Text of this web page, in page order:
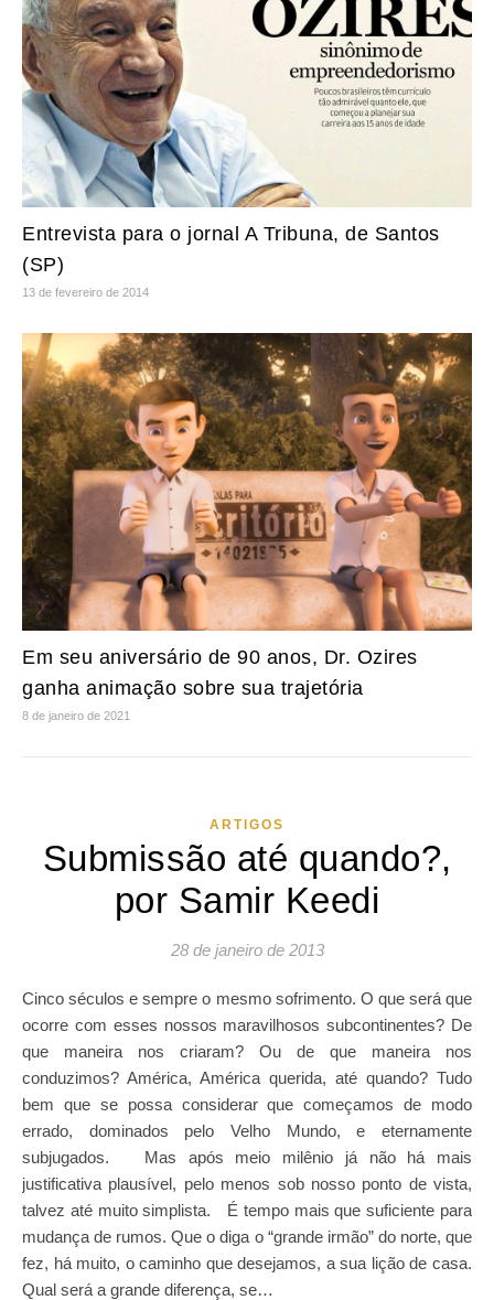
Entrevista para o jornal A Tribuna, de Santos
(SP)
13 de fevereiro de 2014
Em seu aniversário de 90 anos, Dr. Ozires
ganha animação sobre sua trajetória
8 de janeiro de 2021
ARTIGOS
Submissão até quando?,
por Samir Keedi
28 de janeiro de 2013
Cinco séculos e sempre o mesmo sofrimento. O que será que
ocorre com esses nossos maravilhosos subcontinentes? De
que maneira nos criaram? Ou de que maneira nos
conduzimos? América, América querida, até quando? Tudo
bem que se possa considerar que começamos de modo
errado, dominados pelo Velho Mundo, e eternamente
subjugados. Mas após meio milênio já não há mais
justificativa plausível, pelo menos sob nosso ponto de vista,
talvez até muito simplista. É tempo mais que suficiente para
mudança de rumos. Que o diga o “grande irmão” do norte, que
fez, há muito, o caminho que desejamos, a sua lição de casa.
Qual será a grande diferença, se…